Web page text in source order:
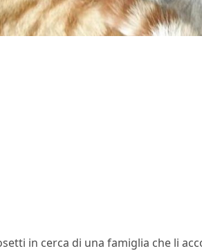
in cerca di una famiglia che li